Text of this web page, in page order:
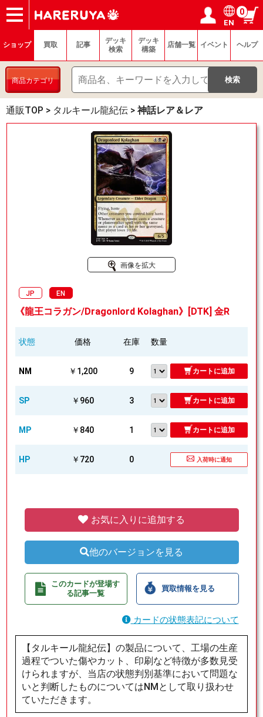
ショップ
買取
記事
デッキ検索
デッキ構築
選手一覧
店舗一覧
イベント
ヘルプ
お問い合わせ ログイン／会員登録
マイページ
EN
0
ショップ 買取 記事
デッキ
検索
デッキ
構築
店舗一覧 イベント ヘルプ
商品カテゴリ
通販TOP > タルキール龍紀伝 > 神話レア＆レア
画像を拡大
JP EN
《龍王コラガン/Dragonlord Kolaghan》[DTK] 金R
状態 価格 在庫 数量
NM ￥1,200 9 カートに追加
SP ￥960 3 カートに追加
MP ￥840 1 カートに追加
HP ￥720 0 入荷時に通知
お気に入りに追加する
他のバージョンを見る
このカードが登場す
る記事一覧
買取情報を見る
カードの状態表記について
【タルキール龍紀伝】の製品について、工場の生産
過程でついた傷やカット、印刷など特徴が多数見受
けられますが、当店の状態判別基準において問題な
いと判断したものについてはNMとして取り扱わせ
ていただきます。